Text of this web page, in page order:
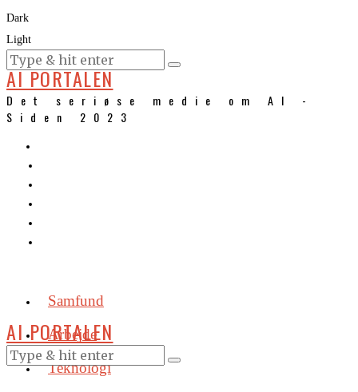
Dark
Light
KURSER
AI PORTALEN
Det seriøse medie om AI -
Siden 2023
Samfund
Arbejde
Teknologi
AI PORTALEN